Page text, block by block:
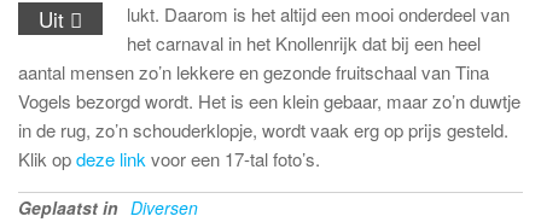
Uit
lukt. Daarom is het altijd een mooi onderdeel van
het carnaval in het Knollenrijk dat bij een heel
aantal mensen zo’n lekkere en gezonde fruitschaal van Tina
Vogels bezorgd wordt. Het is een klein gebaar, maar zo’n duwtje
in de rug, zo’n schouderklopje, wordt vaak erg op prijs gesteld.
Klik opdeze link voor een 17-tal foto’s.
Geplaatst in Diversen